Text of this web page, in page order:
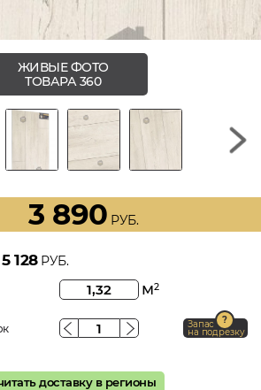
ЖИВЫЕ ФОТО
ТОВАРА 360
3 890 РУБ.
5 128РУБ.
м2
Запас
на подрезку
доставку в регионы